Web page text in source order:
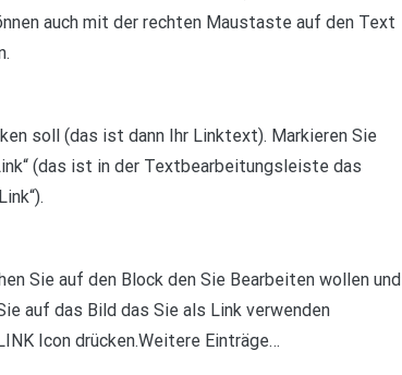
auch mit der rechten Maustaste auf den Text
soll (das ist dann Ihr Linktext). Markieren Sie
(das ist in der Textbearbeitungsleiste das
Sie auf den Block den Sie Bearbeiten wollen und
auf das Bild das Sie als Link verwenden
Icon drücken.Weitere Einträge…